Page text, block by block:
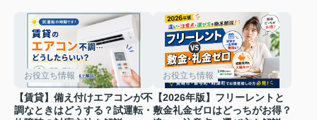
お役立ち情報
【賃貸】備え付けエアコンが不
調なときはどうする？試運転・
お役立ち情報
【2026年版】フリーレントと
敷金礼金ゼロはどっちがお得？